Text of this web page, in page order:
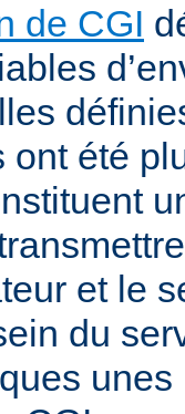
de CGI
ont été
et le
du